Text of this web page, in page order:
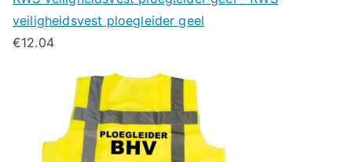
veiligheidsvest ploegleider geel
€12.04